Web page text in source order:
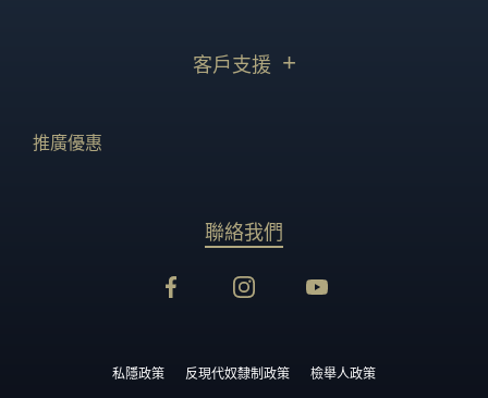
客戶支援
推廣優惠
聯絡我們
私隱政策 反現代奴隸制政策 檢舉人政策